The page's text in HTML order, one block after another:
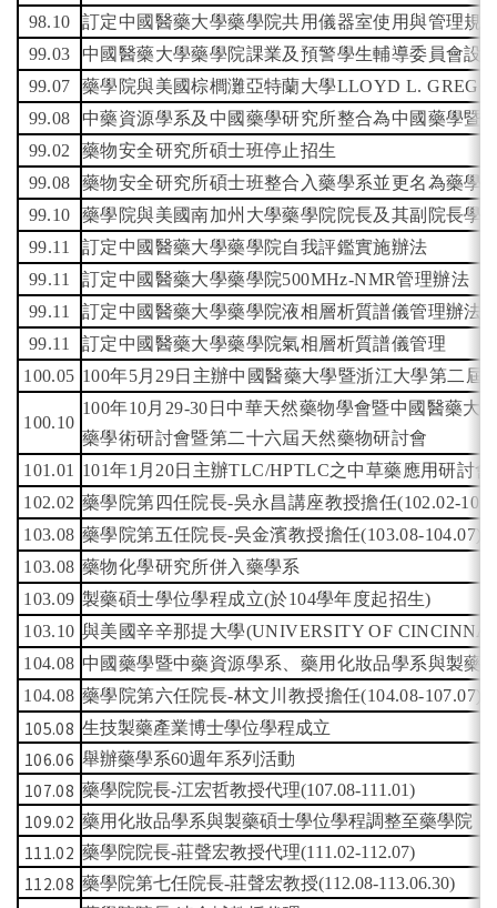
98.10
訂定中國醫藥大學藥學院共用儀器室使用與管理規
99.03
中國醫藥大學藥學院課業及預警學生輔導委員會設
99.07
藥學院與美國棕櫚灘亞特蘭大學LLOYD L.
99.08
中藥資源學系及中國藥學研究所整合為中國藥學暨
99.02
藥物安全研究所碩士班停止招生
99.08
藥物安全研究所碩士班整合入藥學系並更名為藥學
99.10
藥學院與美國南加州大學藥學院院長及其副院長學
99.11
訂定中國醫藥大學藥學院自我評鑑實施辦法
99.11
訂定中國醫藥大學藥學院500MHz-NMR管理辦法
99.11
訂定中國醫藥大學藥學院液相層析質譜儀管理辦法
99.11
訂定中國醫藥大學藥學院氣相層析質譜儀管理
100.05 100年5月29日主辦中國醫藥大學暨浙江大學第二屆
100.10
100年10月29-30日中華天然藥物學會暨中國醫藥大
藥學術研討會暨第二十六屆天然藥物研討會
101.01
101年1月20日主辦TLC/HPTLC之中草藥應用研討會
102.02 藥學院第四任院長-吳永昌講座教授擔任(102.02-
103.08 藥學院第五任院長-吳金濱教授擔任(103.08-104.07)
103.08 藥物化學研究所併入藥學系
103.09 製藥碩士學位學程成立(於104學年度起招生)
103.10 與美國辛辛那提大學(UNIVERSITY OF
104.08 中國藥學暨中藥資源學系、藥用化妝品學系與製藥
104.08 藥學院第六任院長-林文川教授擔任(104.08-107.07)
105.08 生技製藥產業博士學位學程成立
106.06 舉辦藥學系60週年系列活動
107.08 藥學院院長-江宏哲教授代理(107.08-111.01)
109.02 藥用化妝品學系與製藥碩士學位學程調整至藥學院
111.02 藥學院院長-莊聲宏教授代理(111.02-112.07)
112.08 藥學院第七任院長-莊聲宏教授(112.08-113.06.30)